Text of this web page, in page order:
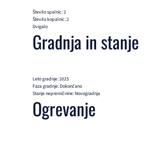
Število spalnic: 2
Število kopalnic: 2
Dvigalo
Gradnja in stanje
Leto gradnje: 2025
Faza gradnje: Dokončano
Stanje nepremičnine: Novogradnja
Ogrevanje